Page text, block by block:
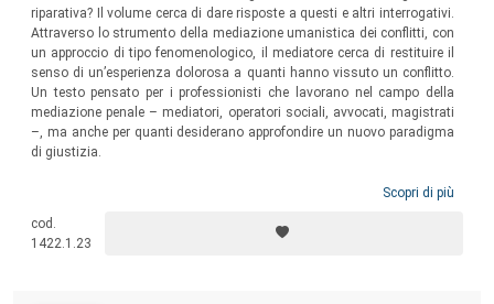
riparativa? Il volume cerca di dare risposte a questi e altri interrogativi.
Attraverso lo strumento della mediazione umanistica dei conflitti, con
un approccio di tipo fenomenologico, il mediatore cerca di restituire il
senso di un’esperienza dolorosa a quanti hanno vissuto un conflitto.
Un testo pensato per i professionisti che lavorano nel campo della
mediazione penale – mediatori, operatori sociali, avvocati, magistrati
–, ma anche per quanti desiderano approfondire un nuovo paradigma
di giustizia.
Scopri di più
cod.
1422.1.23